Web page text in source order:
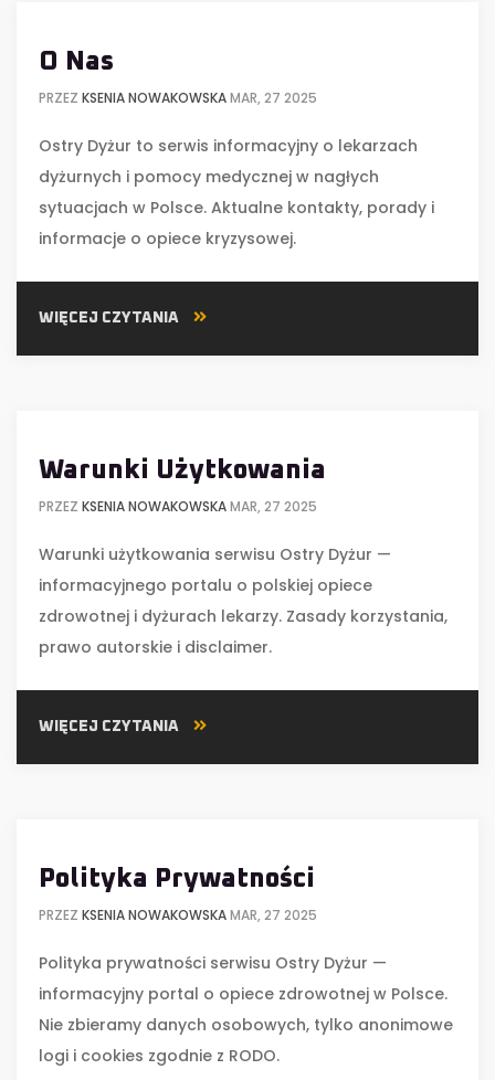
O Nas
PRZEZ KSENIA NOWAKOWSKAMAR, 27 2025
Ostry Dyżur to serwis informacyjny o lekarzach
dyżurnych i pomocy medycznej w nagłych
sytuacjach w Polsce. Aktualne kontakty, porady i
informacje o opiece kryzysowej.
WIĘCEJ CZYTANIA
Warunki Użytkowania
PRZEZ KSENIA NOWAKOWSKAMAR, 27 2025
Warunki użytkowania serwisu Ostry Dyżur —
informacyjnego portalu o polskiej opiece
zdrowotnej i dyżurach lekarzy. Zasady korzystania,
prawo autorskie i disclaimer.
WIĘCEJ CZYTANIA
Polityka Prywatności
PRZEZ KSENIA NOWAKOWSKAMAR, 27 2025
Polityka prywatności serwisu Ostry Dyżur —
informacyjny portal o opiece zdrowotnej w Polsce.
Nie zbieramy danych osobowych, tylko anonimowe
logi i cookies zgodnie z RODO.